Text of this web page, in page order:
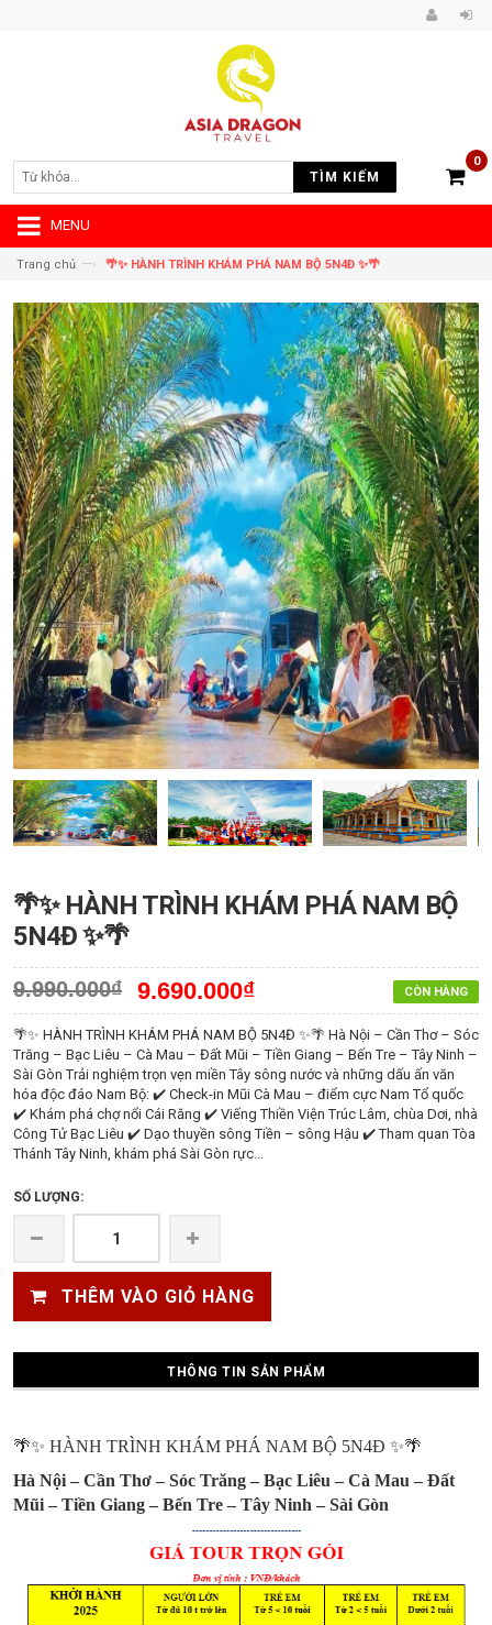
TÌM KIẾM
0
MENU
Trang chủ —› 🌴✨ HÀNH TRÌNH KHÁM PHÁ NAM BỘ 5N4Đ ✨🌴
🌴✨ HÀNH TRÌNH KHÁM PHÁ NAM BỘ
5N4Đ ✨🌴
9.990.000₫ 9.690.000₫ CÒN HÀNG
🌴✨ HÀNH TRÌNH KHÁM PHÁ NAM BỘ 5N4Đ ✨🌴 Hà Nội – Cần Thơ – Sóc
Trăng – Bạc Liêu – Cà Mau – Đất Mũi – Tiền Giang – Bến Tre – Tây Ninh –
Sài Gòn Trải nghiệm trọn vẹn miền Tây sông nước và những dấu ấn văn
hóa độc đáo Nam Bộ: ✔️ Check-in Mũi Cà Mau – điểm cực Nam Tổ quốc
✔️ Khám phá chợ nổi Cái Răng ✔️ Viếng Thiền Viện Trúc Lâm, chùa Dơi, nhà
Công Tử Bạc Liêu ✔️ Dạo thuyền sông Tiền – sông Hậu ✔️ Tham quan Tòa
Thánh Tây Ninh, khám phá Sài Gòn rực...
SỐ LƯỢNG:
THÊM VÀO GIỎ HÀNG
THÔNG TIN SẢN PHẨM
🌴✨ HÀNH TRÌNH KHÁM PHÁ NAM BỘ 5N4Đ ✨🌴
Hà Nội – Cần Thơ – Sóc Trăng – Bạc Liêu – Cà Mau – Đất
Mũi – Tiền Giang – Bến Tre – Tây Ninh – Sài Gòn